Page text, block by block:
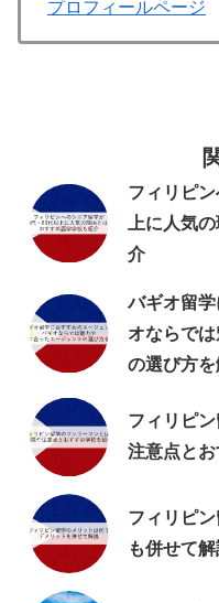
プロフィールページ
フィリピ
上に人気
介
バギオ留
オならで
の選び方
フィリピ
注意点と
フィリピ
も併せて